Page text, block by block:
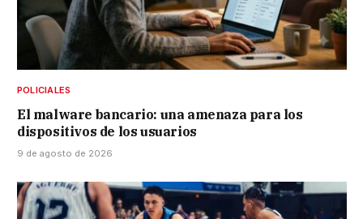
POLICIALES
El malware bancario: una amenaza para los
dispositivos de los usuarios
9 de agosto de 2026